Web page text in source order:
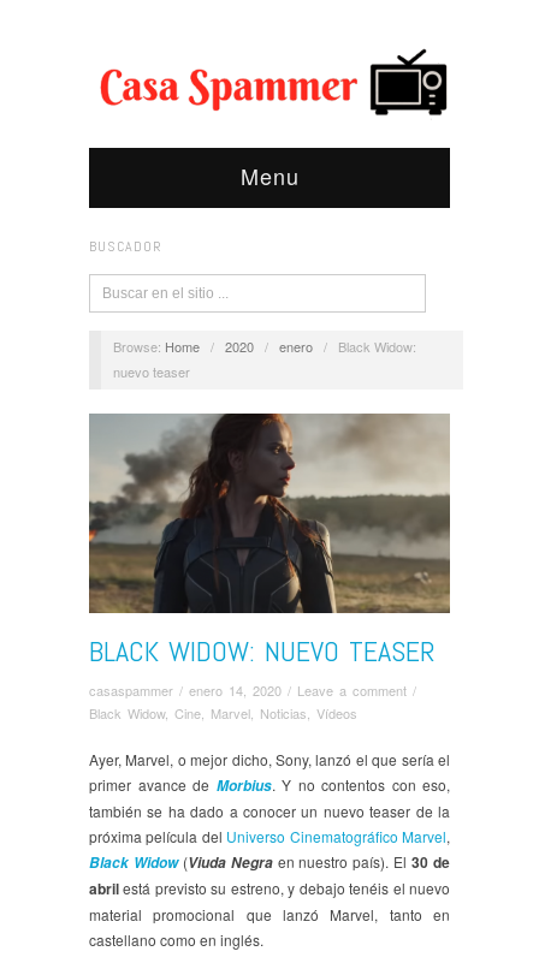
Menu
BUSCADOR
Browse: Home / 2020 / enero /
Black Widow:
nuevo teaser
BLACK WIDOW: NUEVO TEASER
casaspammer / enero 14, 2020 / Leave a comment /
Black Widow, Cine Marvel Noticias Ví­deos
Ayer, Marvel, o mejor dicho, Sony, lanzó el que sería el
primer avance de Morbius. Y no contentos con eso,
también se ha dado a conocer un nuevo teaser de la
próxima película del Universo Cinematográfico Marvel,
Black Widow(Viuda Negraen nuestro país). El30 de
abrilestá previsto su estreno, y debajo tenéis el nuevo
material promocional que lanzó Marvel, tanto en
castellano como en inglés.